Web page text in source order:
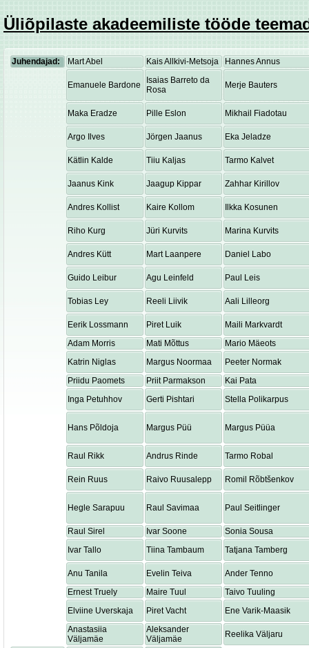
Üliõpilaste akadeemiliste tööde
Juhendajad: Mart Abel Kais Allkivi-Metsoja Hannes Annus
Emanuele Bardone
Isaias Barreto da
Rosa
Merje Bauters
Maka Eradze Pille Eslon Mikhail Fiadotau
Argo Ilves Jörgen Jaanus Eka Jeladze
Kätlin Kalde Tiiu Kaljas Tarmo Kalvet
Jaanus Kink Jaagup Kippar Zahhar Kirillov
Andres Kollist Kaire Kollom Ilkka Kosunen
Riho Kurg Jüri Kurvits Marina Kurvits
Andres Kütt Mart Laanpere Daniel Labo
Guido Leibur Agu Leinfeld Paul Leis
Tobias Ley Reeli Liivik Aali Lilleorg
Eerik Lossmann Piret Luik
Maili Markvardt
Adam Morris
Mati Mõttus
Mario Mäeots
Katrin Niglas
Margus Noormaa
Peeter Normak
Priidu Paomets
Priit Parmakson
Kai Pata
Inga Petuhhov
Gerti Pishtari Stella Polikarpus
Hans Põldoja Margus Püü Margus Püüa
Raul Rikk Andrus Rinde Tarmo Robal
Rein Ruus Raivo Ruusalepp Romil Rõbtšenkov
Hegle Sarapuu Raul Savimaa Paul Seitlinger
Raul Sirel Ivar Soone
Sonia Sousa
Ivar Tallo
Tiina Tambaum Tatjana Tamberg
Anu Tanila Evelin Teiva
Ander Tenno
Ernest Truely
Maire Tuul
Taivo Tuuling
Elviine Uverskaja
Piret Vacht
Ene Varik-Maasik
Anastasiia
Väljamäe
Aleksander
Väljamäe
Reelika Väljaru